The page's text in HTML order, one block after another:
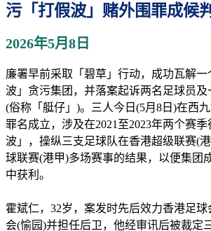
污「打假波」赌外围罪成候判
2026年5月8日
廉署早前采取「碧草」行动，成功瓦解
波」贪污集团，并落案起诉两名足球员及
(俗称「艇仔」)。三人今日(5月8日)在西
罪名成立，涉及在2021至2023年两个赛
波」，操纵三支足球队在香港超级联赛(
球联赛(港甲)多场赛事的结果，以便集团
中获利。
霍斌仁，32岁，案发时先后效力香港足
会(愉园)并担任后卫，他经审讯后被裁定